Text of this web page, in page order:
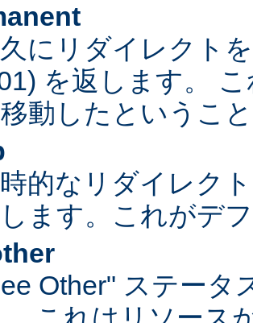
にリダイレクト
を返します。
動したというこ
的なリダイレク
ます。これがデ
Other" ステータ